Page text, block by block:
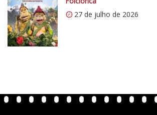
o
m
/
v
n
27 de julho de 2026